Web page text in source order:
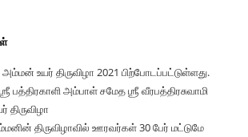
உயர் திருவிழா 2021 பிற்போடப்பட்டுள்ளது.
பத்திரகாளி அம்பாள் சமேத ஶ்ரீ வீரபத்திரசுவாமி
திருவிழா
திருவிழாவில் ஊரவர்கள் 30 பேர் மட்டுமே